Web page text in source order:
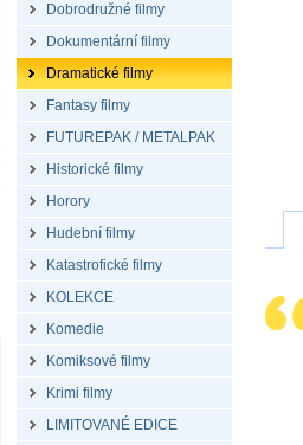
Dobrodružné filmy
Dokumentární filmy
Dramatické filmy
Fantasy filmy
FUTUREPAK / METALPAK
Historické filmy
Horory
Hudební filmy
Katastrofické filmy
KOLEKCE
Komedie
Komiksové filmy
Krimi filmy
LIMITOVANÉ EDICE